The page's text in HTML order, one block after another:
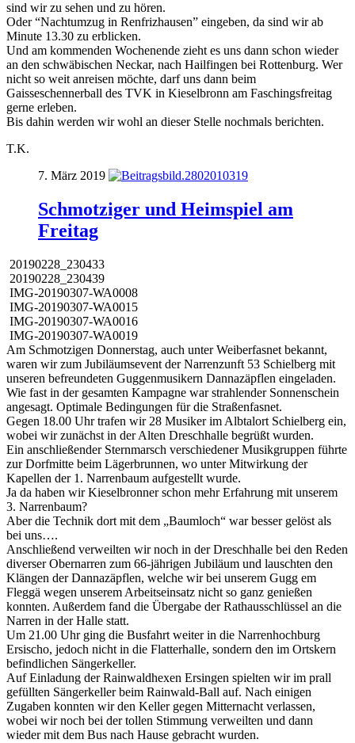
sind wir zu sehen und zu hören.
Oder “Nachtumzug in Renfrizhausen” eingeben, da sind wir ab
Minute 13.30 zu erblicken.
Und am kommenden Wochenende zieht es uns dann schon wieder
an den schwäbischen Neckar, nach Hailfingen bei Rottenburg. Wer
nicht so weit anreisen möchte, darf uns dann beim
Gaisseschennerball des TVK in Kieselbronn am Faschingsfreitag
gerne erleben.
Bis dahin werden wir wohl an dieser Stelle nochmals berichten.
T.K.
7. März 2019
Schmotziger und Heimspiel am
Freitag
20190228_230433
20190228_230439
IMG-20190307-WA0008
IMG-20190307-WA0015
IMG-20190307-WA0016
IMG-20190307-WA0019
Am Schmotzigen Donnerstag, auch unter Weiberfasnet bekannt,
waren wir zum Jubiläumsevent der Narrenzunft 53 Schielberg mit
unseren befreundeten Guggenmusikern Dannazäpflen eingeladen.
Wie fast in der gesamten Kampagne war strahlender Sonnenschein
angesagt. Optimale Bedingungen für die Straßenfasnet.
Gegen 18.00 Uhr trafen wir 28 Musiker im Albtalort Schielberg ein,
wobei wir zunächst in der Alten Dreschhalle begrüßt wurden.
Ein anschließender Sternmarsch verschiedener Musikgruppen führte
zur Dorfmitte beim Lägerbrunnen, wo unter Mitwirkung der
Kapellen der 1. Narrenbaum aufgestellt wurde.
Ja da haben wir Kieselbronner schon mehr Erfahrung mit unserem
3. Narrenbaum?
Aber die Technik dort mit dem „Baumloch“ war besser gelöst als
bei uns….
Anschließend verweilten wir noch in der Dreschhalle bei den Reden
diverser Obernarren zum 66-jährigen Jubiläum und lauschten den
Klängen der Dannazäpflen, welche wir bei unserem Gugg em
Fleggä wegen unserem Arbeitseinsatz nicht so ganz genießen
konnten. Außerdem fand die Übergabe der Rathausschlüssel an die
Narren in der Halle statt.
Um 21.00 Uhr ging die Busfahrt weiter in die Narrenhochburg
Ersischo, jedoch nicht in die Flatterhalle, sondern den im Ortskern
befindlichen Sängerkeller.
Auf Einladung der Rainwaldhexen Ersingen spielten wir im prall
gefüllten Sängerkeller beim Rainwald-Ball auf. Nach einigen
Zugaben konnten wir den Keller gegen Mitternacht verlassen,
wobei wir noch bei der tollen Stimmung verweilten und dann
wieder mit dem Bus nach Hause gebracht wurden.